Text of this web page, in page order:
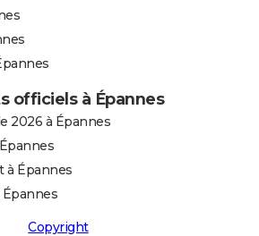
officiels à Épannes
2026 à Épannes
à Épannes
Épannes
Copyright